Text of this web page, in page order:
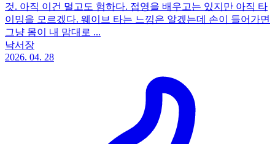
것. 아직 이건 멀고도 험하다. 접영을 배우고는 있지만 아직 타
이밍을 모르겠다. 웨이브 타는 느낌은 알겠는데 손이 들어가면
그냥 몸이 내 맘대로 ...
낙서장
2026. 04. 28